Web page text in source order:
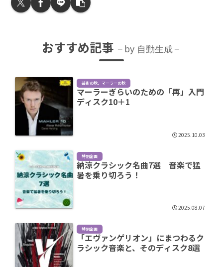
おすすめ記事 by 自動生成
芸術の秋、マーラーの秋
マーラーぎらいのための「再」入門
ディスク10＋1
2025.10.03
特別企画
納涼クラシック名曲7選 音楽で猛
暑を乗り切ろう！
2025.08.07
特別企画
「エヴァンゲリオン」にまつわるク
ラシック音楽と、そのディスク8選